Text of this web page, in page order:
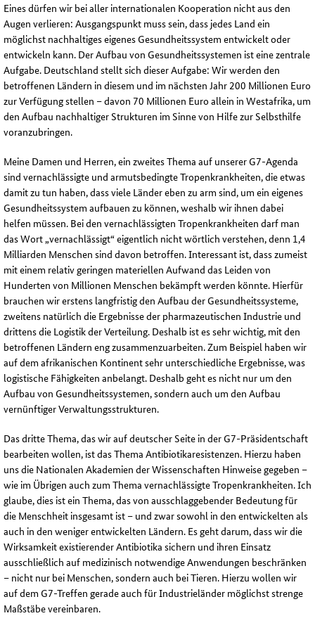
Eines dürfen wir bei aller internationalen Kooperation nicht aus den
Augen verlieren: Ausgangspunkt muss sein, dass jedes Land ein
möglichst nachhaltiges eigenes Gesundheitssystem entwickelt oder
entwickeln kann. Der Aufbau von Gesundheitssystemen ist eine zentrale
Aufgabe. Deutschland stellt sich dieser Aufgabe: Wir werden den
betroffenen Ländern in diesem und im nächsten Jahr 200 Millionen Euro
zur Verfügung stellen – davon 70 Millionen Euro allein in Westafrika, um
den Aufbau nachhaltiger Strukturen im Sinne von Hilfe zur Selbsthilfe
voranzubringen.
Meine Damen und Herren, ein zweites Thema auf unserer G7-Agenda
sind vernachlässigte und armutsbedingte Tropenkrankheiten, die etwas
damit zu tun haben, dass viele Länder eben zu arm sind, um ein eigenes
Gesundheitssystem aufbauen zu können, weshalb wir ihnen dabei
helfen müssen. Bei den vernachlässigten Tropenkrankheiten darf man
das Wort „vernachlässigt“ eigentlich nicht wörtlich verstehen, denn 1,4
Milliarden Menschen sind davon betroffen. Interessant ist, dass zumeist
mit einem relativ geringen materiellen Aufwand das Leiden von
Hunderten von Millionen Menschen bekämpft werden könnte. Hierfür
brauchen wir erstens langfristig den Aufbau der Gesundheitssysteme,
zweitens natürlich die Ergebnisse der pharmazeutischen Industrie und
drittens die Logistik der Verteilung. Deshalb ist es sehr wichtig, mit den
betroffenen Ländern eng zusammenzuarbeiten. Zum Beispiel haben wir
auf dem afrikanischen Kontinent sehr unterschiedliche Ergebnisse, was
logistische Fähigkeiten anbelangt. Deshalb geht es nicht nur um den
Aufbau von Gesundheitssystemen, sondern auch um den Aufbau
vernünftiger Verwaltungsstrukturen.
Das dritte Thema, das wir auf deutscher Seite in der G7-Präsidentschaft
bearbeiten wollen, ist das Thema Antibiotikaresistenzen. Hierzu haben
uns die Nationalen Akademien der Wissenschaften Hinweise gegeben –
wie im Übrigen auch zum Thema vernachlässigte Tropenkrankheiten. Ich
glaube, dies ist ein Thema, das von ausschlaggebender Bedeutung für
die Menschheit insgesamt ist – und zwar sowohl in den entwickelten als
auch in den weniger entwickelten Ländern. Es geht darum, dass wir die
Wirksamkeit existierender Antibiotika sichern und ihren Einsatz
ausschließlich auf medizinisch notwendige Anwendungen beschränken
– nicht nur bei Menschen, sondern auch bei Tieren. Hierzu wollen wir
auf dem G7-Treffen gerade auch für Industrieländer möglichst strenge
Maßstäbe vereinbaren.